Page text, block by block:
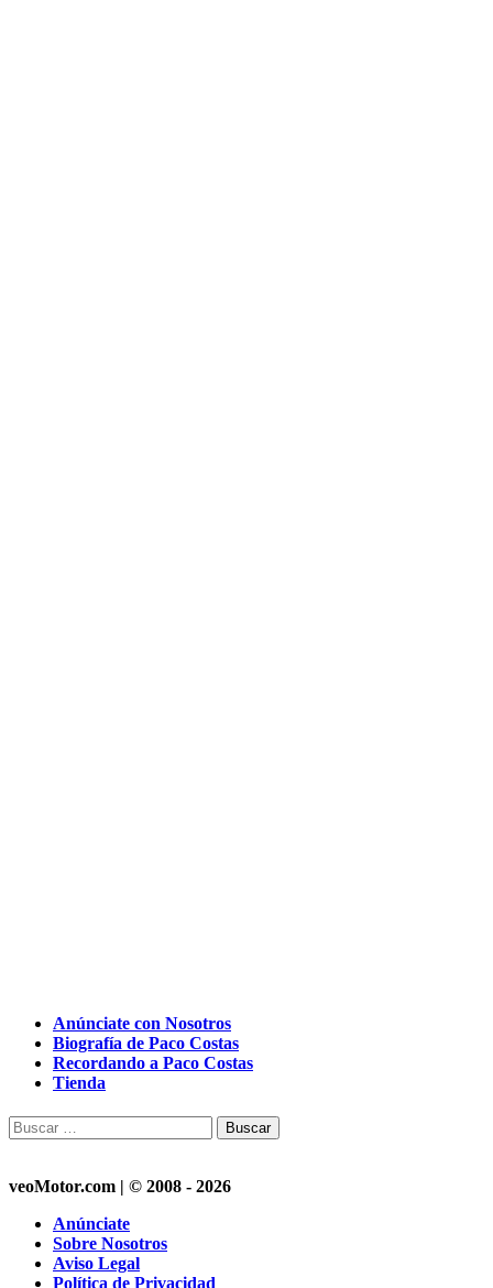
Anúnciate con Nosotros
Biografía de Paco Costas
Recordando a Paco Costas
Tienda
Buscar:
veoMotor.com | © 2008 - 2026
Anúnciate
Sobre Nosotros
Aviso Legal
Política de Privacidad